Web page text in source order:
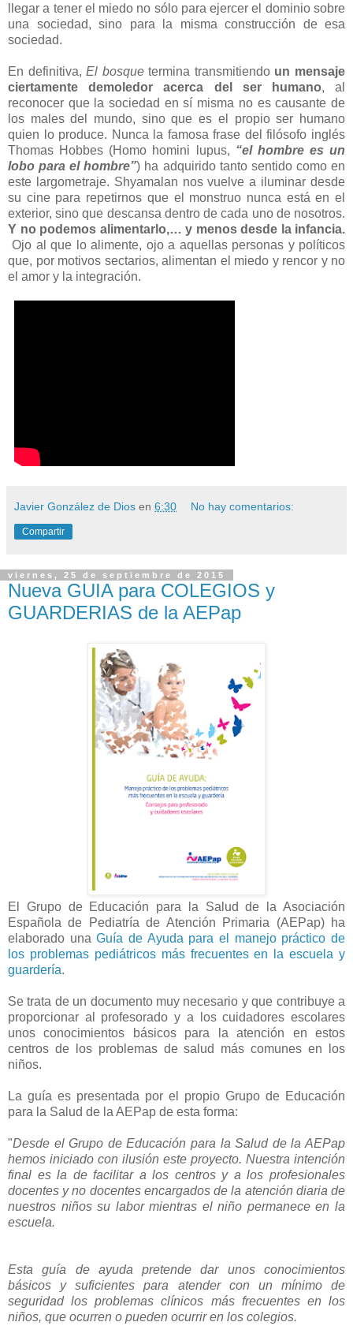
llegar a tener el miedo no sólo para ejercer el dominio sobre
una sociedad, sino para la misma construcción de esa
sociedad.
En definitiva,El bosquetermina transmitiendo un mensaje
ciertamente demoledor acerca del ser humano, al
reconocer que la sociedad en sí misma no es causante de
los males del mundo, sino que es el propio ser humano
quien lo produce. Nunca la famosa frase del filósofo inglés
Thomas Hobbes (Homo homini lupus, “el hombre es un
lobo para el hombre”) ha adquirido tanto sentido como en
este largometraje. Shyamalan nos vuelve a iluminar desde
su cine para repetirnos que el monstruo nunca está en el
exterior, sino que descansa dentro de cada uno de nosotros.
Y no podemos alimentarlo,… y menos desde la infancia.
Ojo al que lo alimente, ojo a aquellas personas y políticos
que, por motivos sectarios, alimentan el miedo y rencor y no
el amor y la integración.
Javier González de Dios en 6:30 No hay comentarios:
Compartir
viernes, 25 de septiembre de 2015
Nueva GUIA para COLEGIOS y
GUARDERIAS de la AEPap
El Grupo de Educación para la Salud de la Asociación
Española de Pediatría de Atención Primaria (AEPap) ha
elaborado unaGuía de Ayuda para el manejo práctico de
los problemas pediátricos más frecuentes en la escuela y
guardería.
Se trata de un documento muy necesario y que contribuye a
proporcionar al profesorado y a los cuidadores escolares
unos conocimientos básicos para la atención en estos
centros de los problemas de salud más comunes en los
niños.
La guía es presentada por el propio Grupo de Educación
para la Salud de la AEPap de esta forma:
"Desde el Grupo de Educación para la Salud de la AEPap
hemos iniciado con ilusión este proyecto. Nuestra intención
final es la de facilitar a los centros y a los profesionales
docentes y no docentes encargados de la atención diaria de
nuestros niños su labor mientras el niño permanece en la
escuela.
Esta guía de ayuda pretende dar unos conocimientos
básicos y suficientes para atender con un mínimo de
seguridad los problemas clínicos más frecuentes en los
niños, que ocurren o pueden ocurrir en los colegios.